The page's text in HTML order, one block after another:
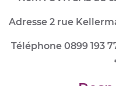
Adresse 2 rue
Téléphone 0899 193